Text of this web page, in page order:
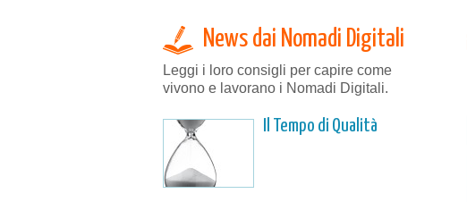
News dai Nomadi Digitali
Leggi i loro consigli per capire come
vivono e lavorano i Nomadi Digitali.
Il Tempo di Qualità